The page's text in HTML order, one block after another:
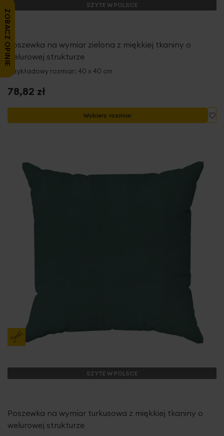
SZYTE W POLSCE
Poszewka na wymiar zielona z miękkiej tkaniny o
welurowej strukturze
Przykładowy rozmiar: 40 x 40 cm
78,82 zł
Wybierz rozmiar
SZYTE W POLSCE
Poszewka na wymiar turkusowa z miękkiej tkaniny o
welurowej strukturze
ZOBACZ OPINIE